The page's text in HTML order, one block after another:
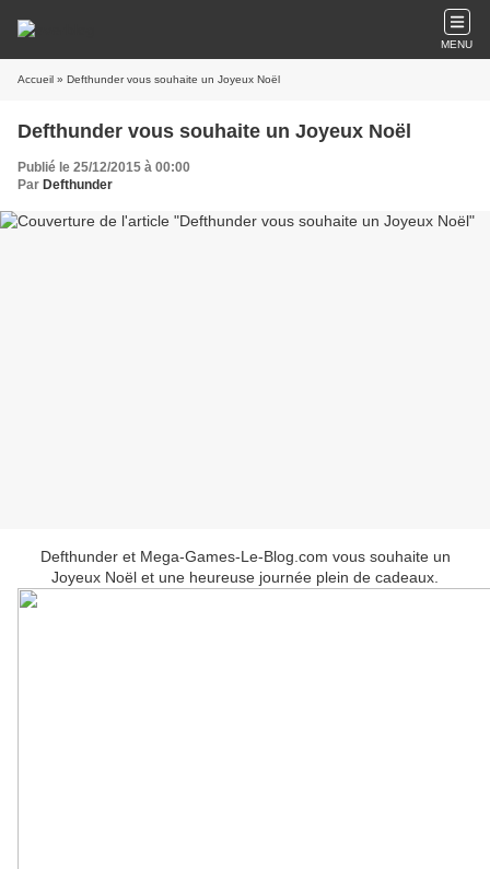
MENU
Accueil » Defthunder vous souhaite un Joyeux Noël
Defthunder vous souhaite un Joyeux Noël
Publié le 25/12/2015 à 00:00
Par Defthunder
Defthunder et Mega-Games-Le-Blog.com vous souhaite un
Joyeux Noël et une heureuse journée plein de cadeaux.